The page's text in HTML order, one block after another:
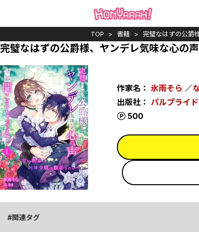
TOP 書籍 完璧なはずの公爵
完璧なはずの公爵様、ヤンデレ気味な心の
作家名： 氷雨そら ／
出版社： パルプライド
500
ポイント
関連タグ